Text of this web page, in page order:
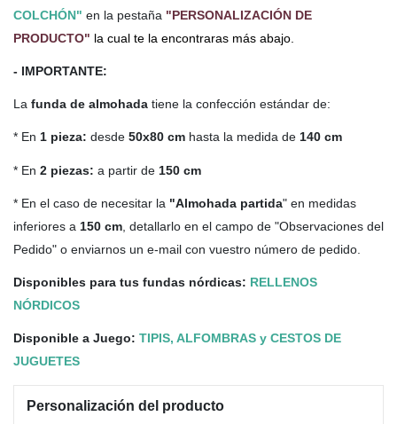
COLCHÓN" en la pestaña "PERSONALIZACIÓN DE
PRODUCTO" la cual te la encontraras más abajo.
- IMPORTANTE:
La funda de almohada tiene la confección estándar de:
* En 1 pieza: desde 50x80 cm hasta la medida de 140 cm
* En 2 piezas: a partir de 150 cm
* En el caso de necesitar la "Almohada partida" en medidas
inferiores a 150 cm , detallarlo en el campo de "Observaciones del
Pedido" o enviarnos un e-mail con vuestro número de pedido.
Disponibles para tus fundas nórdicas: RELLENOS
NÓRDICOS
Disponible a Juego: TIPIS, ALFOMBRAS y CESTOS DE
JUGUETES
Personalización del producto